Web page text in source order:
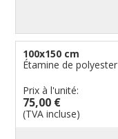
100x150 cm
Étamine de polyester
Prix à l'unité:
75,00 €
(TVA incluse)